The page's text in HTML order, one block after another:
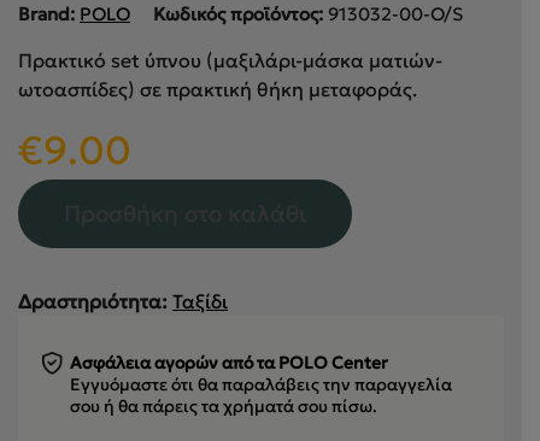
Brand: POLO Κωδικός προϊόντος: 913032-00-O/S
Πρακτικό set ύπνου (μαξιλάρι-μάσκα ματιών-
ωτοασπίδες) σε πρακτική θήκη μεταφοράς.
€9.00
Δραστηριότητα: Ταξίδι
Ασφάλεια αγορών από τα POLO Center
Εγγυόμαστε ότι θα παραλάβεις την παραγγελία
σου ή θα πάρεις τα χρήματά σου πίσω.